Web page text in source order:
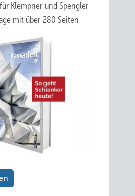
Klempner und Spengler
mit über 280 Seiten